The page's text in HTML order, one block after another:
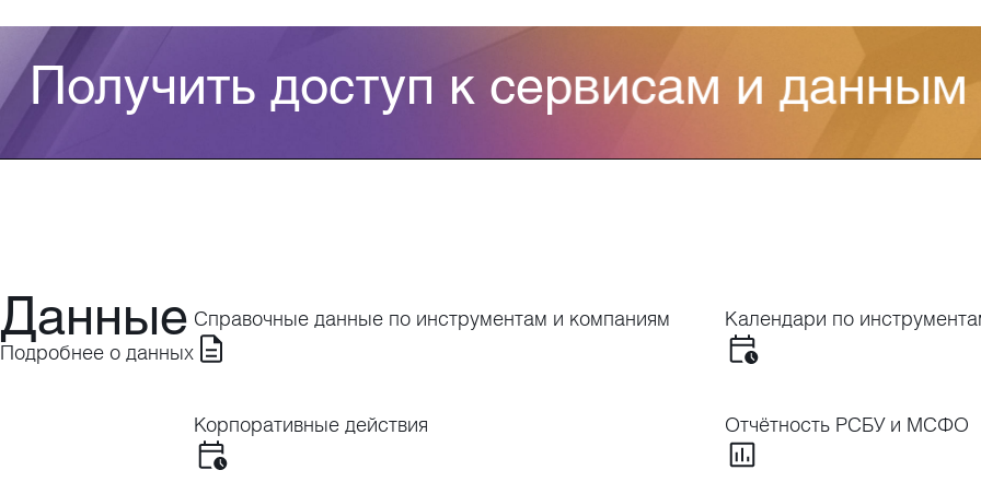
Получить доступ к сервисам и данным
Данные
Подробнее о данных
Справочные данные по инструментам и компаниям Календари по
Корпоративные действия Отчётность РСБУ и МСФО